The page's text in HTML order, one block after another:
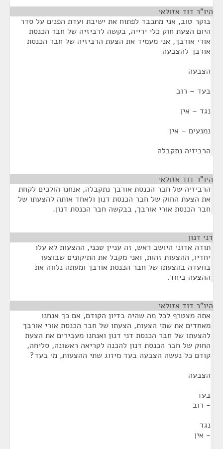
היו"ר דוד אזולאי
בוקר טוב, אני מתכבד לפתוח את ישיבת ועדת הפנים על סדר
היום הצעת חוק כלי ירייה, בקשה לרביזיה של חבר הכנסת
אורי אורבך, אני מעמיד את הצעת הרביזיה של חבר הכנסת
אורבך להצבעה
הצבעה
בעד – רוב
נגד – אין
נמנעים – אין
הרביזיה נתקבלה
היו"ר דוד אזולאי
הרביזיה של חבר הכנסת אורבך נתקבלה, אנחנו הולכים לקחת
את הצעת החוק של חבר הכנסת דנון ולאחד אותה להצעתו של
חבר הכנסת אורי אורבך, בבקשה חבר הכנסת דנון.
דני דנון
תודה אדוני היושב ראש, זה עניין טכני, ההצעות לא עלו
יחדיו, ההצעות זהות, ואני מקבל את התיקונים שבוצעו
בוועדה בהצעתו של חבר הכנסת אורבך ומעתה נלווה את
ההצעה ביחד.
היו"ר דוד אזולאי
אתה מצטרף לכל מה שהיה בדיון הקודם, אם כך אנחנו
מאחדים את שתי הצעות, הצעתו של חבר הכנסת אורי אורבך
להצעתו של חבר הכנסת דני דנון ואנחנו מעבירים את הצעת
החוק של חבר הכנסת דנון להכנה לקריאה ראשונה, סליחה,
קודם כל נעשה הצבעה בעד מיזוג שתי ההצעות, מי בעד?
הצבעה
בעד
- רוב
נגד
- אין